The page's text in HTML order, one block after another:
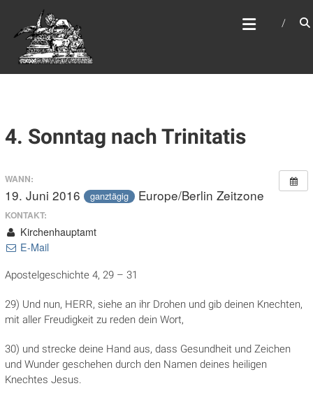
springen
WEBSITE DES
APOSTELAMTES JESU
CHRISTI KÖR
4. Sonntag nach Trinitatis
WANN:
19. Juni 2016 ganztägig Europe/Berlin Zeitzone
KONTAKT:
Kirchenhauptamt
E-Mail
Apostelgeschichte 4, 29 – 31
29) Und nun, HERR, siehe an ihr Drohen und gib deinen Knechten,
mit aller Freudigkeit zu reden dein Wort,
30) und strecke deine Hand aus, dass Gesundheit und Zeichen
und Wunder geschehen durch den Namen deines heiligen
Knechtes Jesus.